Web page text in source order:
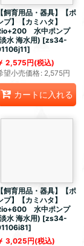
【飼育用品・器具】【ポ
プ】【カミハタ】
水中ポンプ
水 海水用) [zs34-
]
2,575円(税込)
望小売価格: 2,575円
カートに入れる
【飼育用品・器具】【ポ
プ】【カミハタ】
水中ポンプ
水 海水用) [zs34-
]
3,025円(税込)